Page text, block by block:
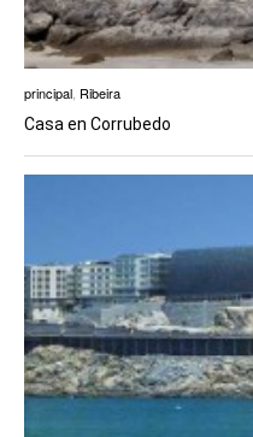
principal Ribeira
Casa en Corrubedo